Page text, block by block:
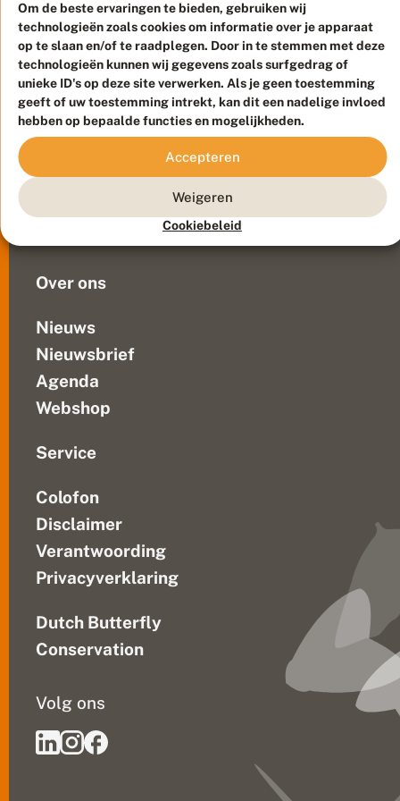
Om de beste ervaringen te bieden, gebruiken wij
technologieën zoals cookies om informatie over je apparaat
op te slaan en/of te raadplegen. Door in te stemmen met deze
technologieën kunnen wij gegevens zoals surfgedrag of
unieke ID's op deze site verwerken. Als je geen toestemming
geeft of uw toestemming intrekt, kan dit een nadelige invloed
hebben op bepaalde functies en mogelijkheden.
Accepteren
Weigeren
Cookiebeleid
m
e
r
i
a
n
s
b
o
r
s
t
e
v
want
er
worden
momenteel
erg
veel
rupsen
gezien.
Het
zijn
opvallende
dieren
met
Veelgestelde vragen
Over ons
Nieuws
Nieuwsbrief
Agenda
Webshop
Service
Colofon
Disclaimer
Verantwoording
Privacyverklaring
Dutch Butterfly
Conservation
Volg ons
Meld waarnemingen
© 2026 Vlinderstichting
Duurzaam ontwikkeld door Go2People, ontworpen door
Blue Field Agency
Privacy
Disclaimer
Sitemap